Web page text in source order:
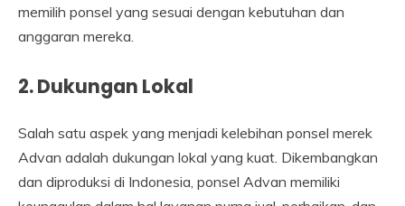
memilih ponsel yang sesuai dengan kebutuhan dan
anggaran mereka.
2. Dukungan Lokal
Salah satu aspek yang menjadi kelebihan ponsel merek
Advan adalah dukungan lokal yang kuat. Dikembangkan
dan diproduksi di Indonesia, ponsel Advan memiliki